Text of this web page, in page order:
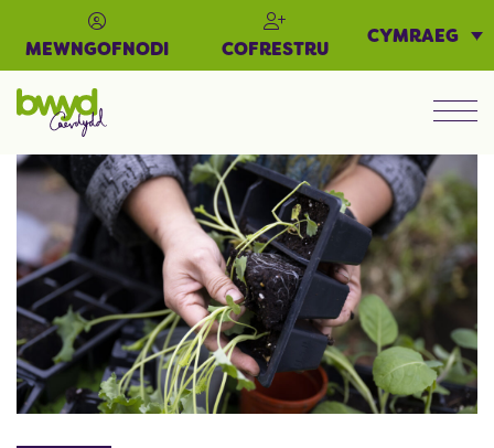
MEWNGOFNODI COFRESTRU
CYMRAEG